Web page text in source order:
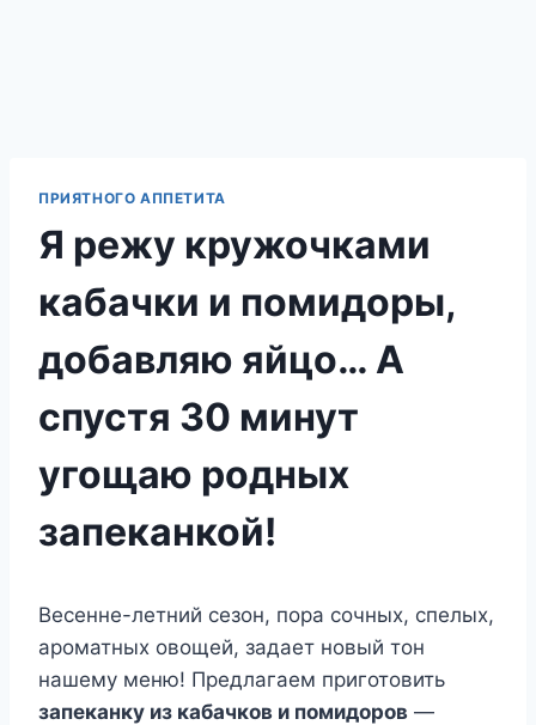
ПРИЯТНОГО АППЕТИТА
Я режу кружочками
кабачки и помидоры,
добавляю яйцо… А
спустя 30 минут
угощаю родных
запеканкой!
Весенне-летний сезон, пора сочных, спелых,
ароматных овощей, задает новый тон
нашему меню! Предлагаем приготовить
запеканку из кабачков и помидоров —